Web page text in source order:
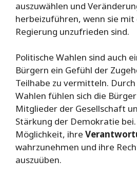
auszuwählen und
herbeizuführen, wenn sie
Regierung unzufrieden sind.
Politische Wahlen sind auch
Bürgern ein Gefühl der
Teilhabe zu vermitteln.
Wahlen fühlen sich die
Mitglieder der Gesellschaft
Stärkung der Demokratie
Möglichkeit, ihre
wahrzunehmen und ihre
auszuüben.